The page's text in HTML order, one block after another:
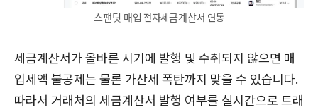
스팬딧 매입 전자세금계산서 연동
세금계산서가 올바른 시기에 발행 및 수취되지 않으면 매
입세액 불공제는 물론 가산세 폭탄까지 맞을 수 있습니다.
따라서 거래처의 세금계산서 발행 여부를 실시간으로 트래